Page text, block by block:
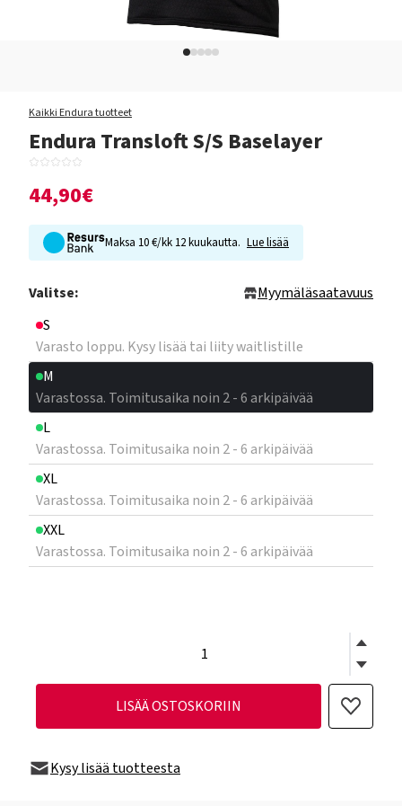
Kaikki Endura tuotteet
Endura Transloft S/S Baselayer
44,90€
Maksa 10 €/kk 12 kuukautta. Lue lisää
Valitse:
Myymäläsaatavuus
S
Varasto loppu. Kysy lisää tai liity waitlistille
M
Varastossa. Toimitusaika noin 2 - 6 arkipäivää
L
Varastossa. Toimitusaika noin 2 - 6 arkipäivää
XL
Varastossa. Toimitusaika noin 2 - 6 arkipäivää
XXL
Varastossa. Toimitusaika noin 2 - 6 arkipäivää
LISÄÄ OSTOSKORIIN
Kysy lisää tuotteesta